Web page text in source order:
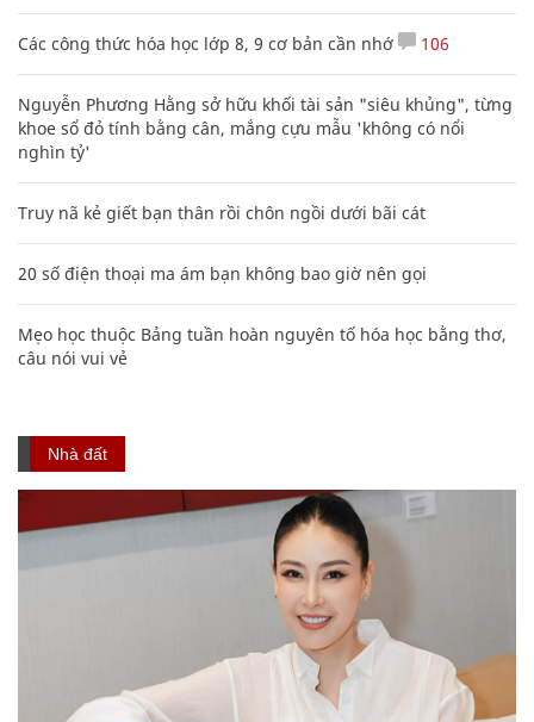
Các công thức hóa học lớp 8, 9 cơ bản cần nhớ 106
Nguyễn Phương Hằng sở hữu khối tài sản "siêu khủng", từng
khoe sổ đỏ tính bằng cân, mắng cựu mẫu 'không có nổi
nghìn tỷ'
Truy nã kẻ giết bạn thân rồi chôn ngồi dưới bãi cát
20 số điện thoại ma ám bạn không bao giờ nên gọi
Mẹo học thuộc Bảng tuần hoàn nguyên tố hóa học bằng thơ,
câu nói vui vẻ
Nhà đất